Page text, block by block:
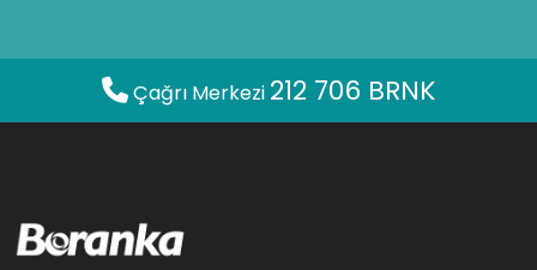
Çağrı Merkezi 212 706 BRNK